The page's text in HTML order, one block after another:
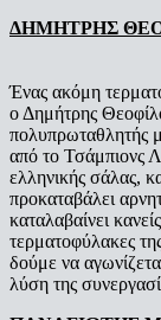
ΔΗΜΗΤΡΗΣ
Ένας ακόμη
ο Δημήτρης
πολυπρωταθλητής
από το Τσάμπιονς
ελληνικής σάλας,
προκαταβάλει
καταλαβαίνει
τερματοφύλακες
δούμε να
λύση της